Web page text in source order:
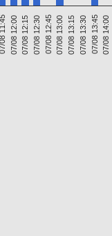
07/08 11:4507/08 12:0007/08 12:1507/08 12:3007/08 12:4507/08 13:0007/08 13:1507/08 13:3007/08 13:4507/08 14:00